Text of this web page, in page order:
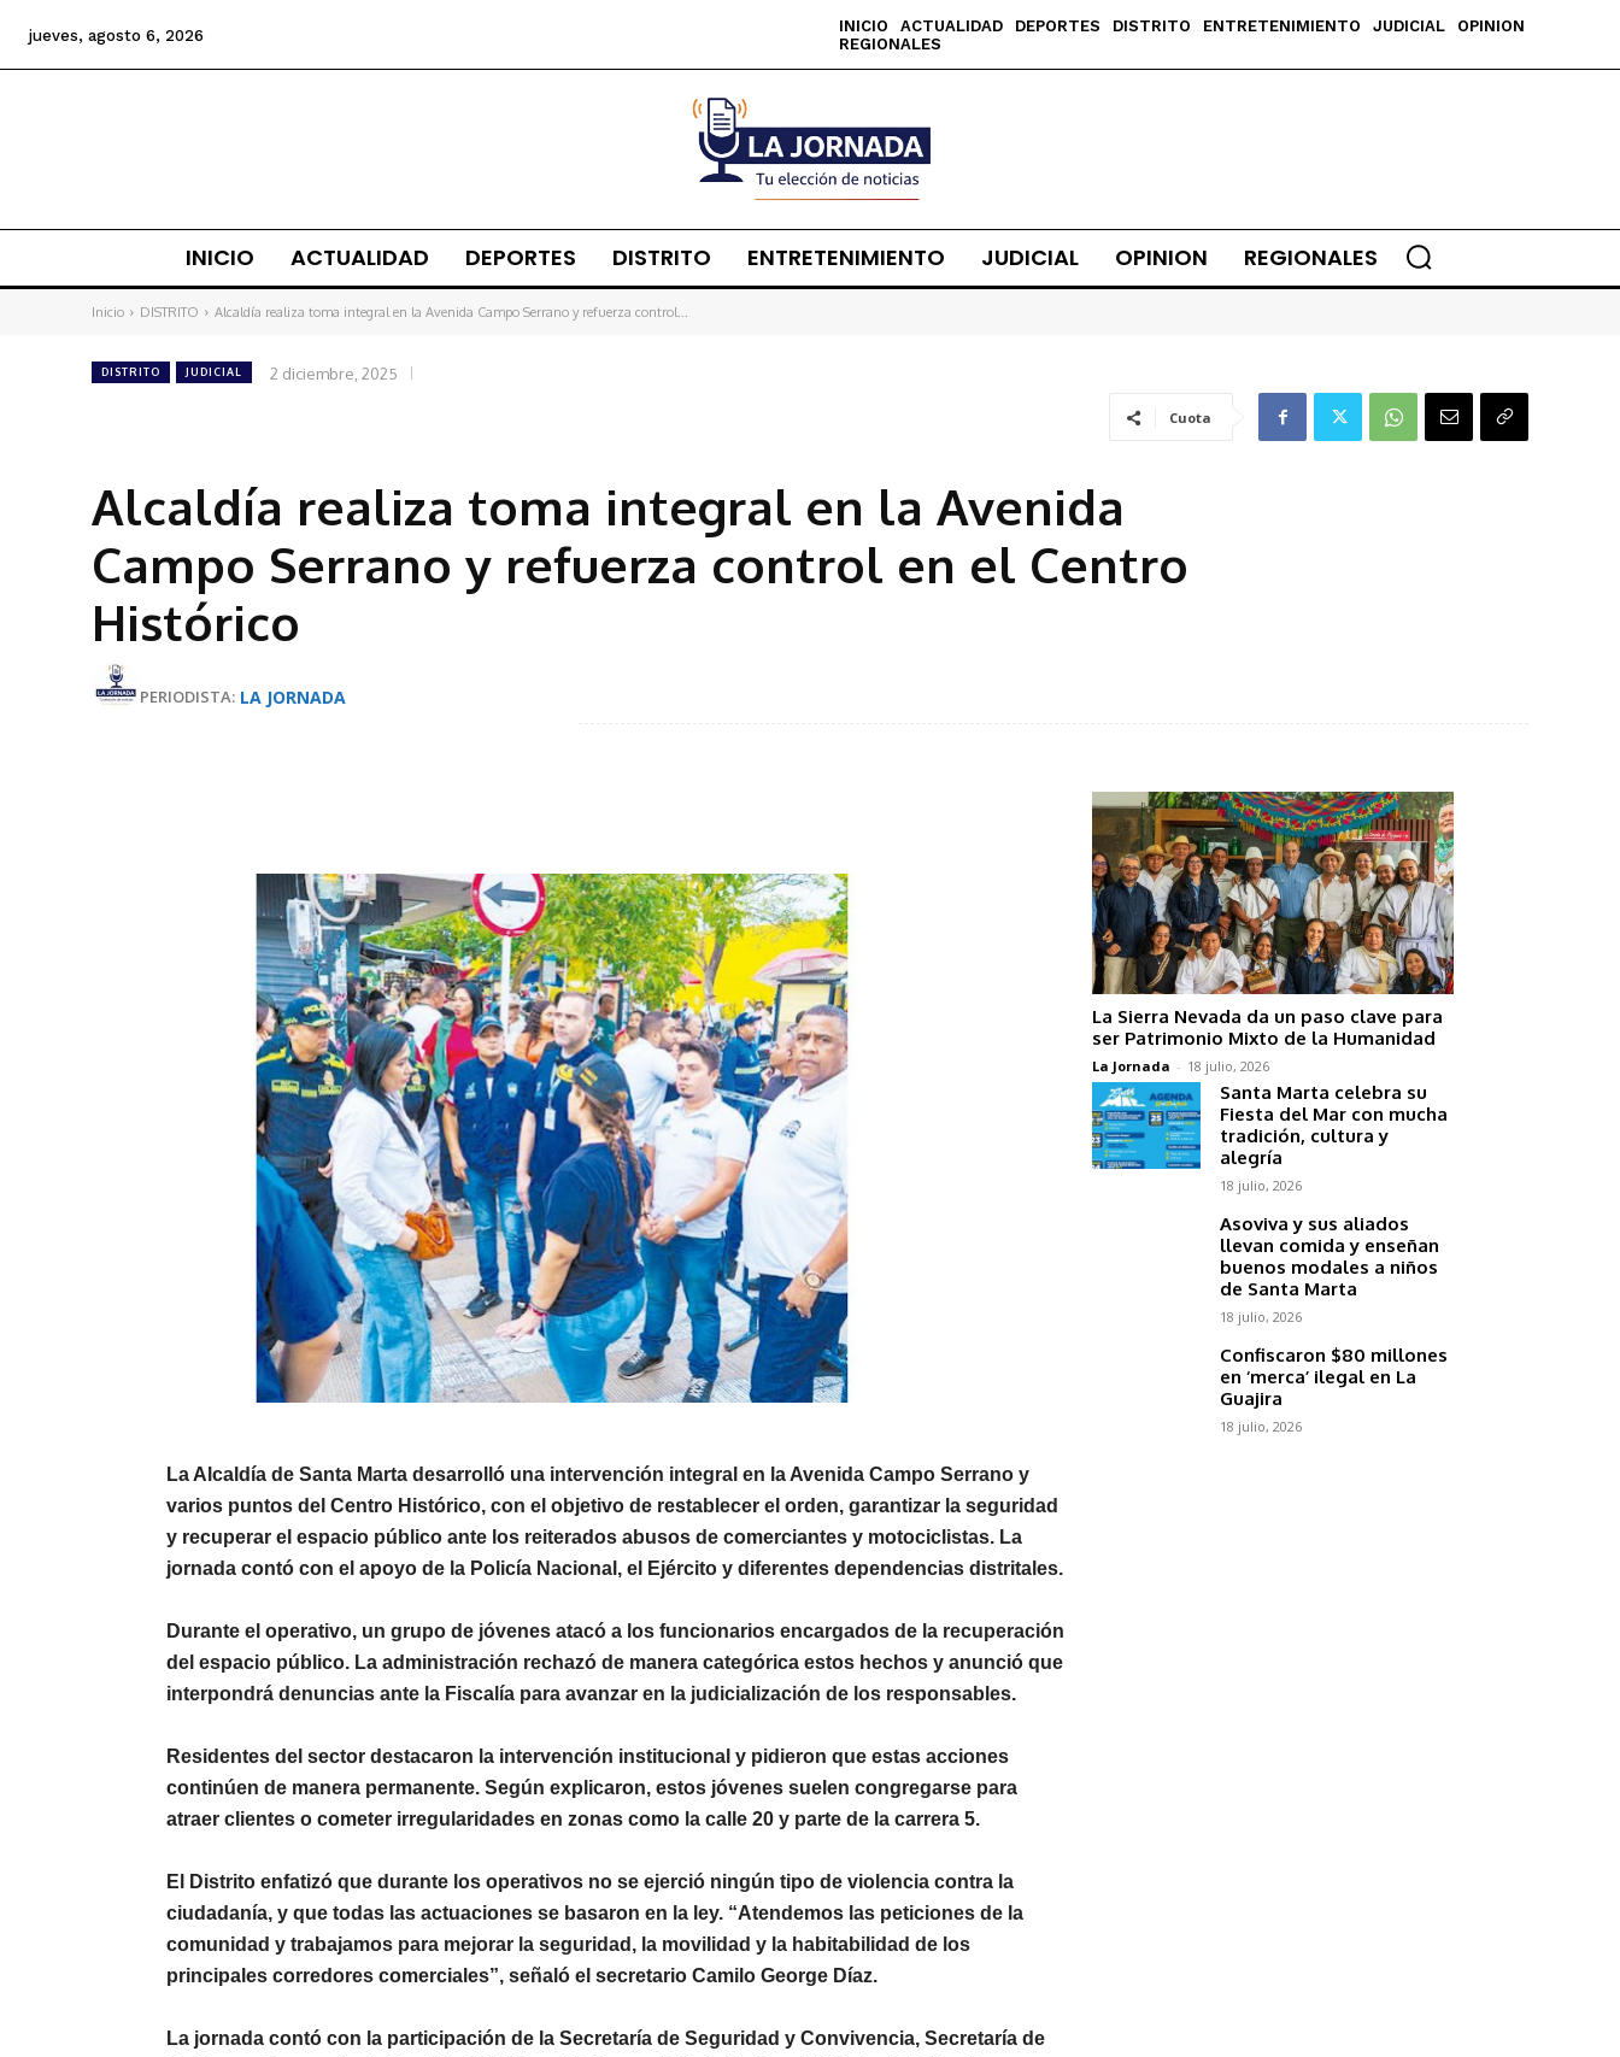
jueves, agosto 6, 2026 INICIO ACTUALIDAD DEPORTES DISTRITO ENTRETENIMIENTO JUDICIAL
OPINION
REGIONALES
INICIO ACTUALIDAD DEPORTES DISTRITO ENTRETENIMIENTO JUDICIAL OPINION REGIONALES
Inicio DISTRITO Alcaldía realiza toma integral en la Avenida Campo Serrano y refuerza control...
DISTRITO JUDICIAL 2 diciembre, 2025
Cuota
Alcaldía realiza toma integral en la Avenida
Campo Serrano y refuerza control en el Centro
Histórico
PERIODISTA: LA JORNADA
La Alcaldía de Santa Marta desarrolló una intervención integral en la Avenida Campo Serrano y
varios puntos del Centro Histórico, con el objetivo de restablecer el orden, garantizar la seguridad
y recuperar el espacio público ante los reiterados abusos de comerciantes y motociclistas. La
jornada contó con el apoyo de la Policía Nacional , el Ejército y diferentes dependencias distritales.
Durante el operativo, un grupo de jóvenes atacó a los funcionarios encargados de la recuperación
del espacio público. La administración rechazó de manera categórica estos hechos y anunció que
interpondrá denuncias ante la Fiscalía para avanzar en la judicialización de los responsables.
Residentes del sector destacaron la intervención institucional y pidieron que estas acciones
continúen de manera permanente. Según explicaron, estos jóvenes suelen congregarse para
atraer clientes o cometer irregularidades en zonas como la calle 20 y parte de la carrera 5.
El Distrito enfatizó que durante los operativos no se ejerció ningún tipo de violencia contra la
ciudadanía, y que todas las actuaciones se basaron en la ley. “Atendemos las peticiones de la
comunidad y trabajamos para mejorar la seguridad, la movilidad y la habitabilidad de los
principales corredores comerciales”, señaló el secretario Camilo George Díaz.
La jornada contó con la participación de la Secretaría de Seguridad y Convivencia, Secretaría de
La Sierra Nevada da un paso clave para
ser Patrimonio Mixto de la Humanidad
La Jornada - 18 julio, 2026
Santa Marta celebra su
Fiesta del Mar con mucha
tradición, cultura y
alegría
18 julio, 2026
Asoviva y sus aliados
llevan comida y enseñan
buenos modales a niños
de Santa Marta
18 julio, 2026
Confiscaron $80 millones
en ‘merca’ ilegal en La
Guajira
18 julio, 2026